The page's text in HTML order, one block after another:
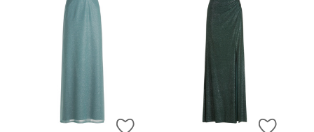
ZUR WUNSCHLISTE HINZUFÜGEN
ZUR